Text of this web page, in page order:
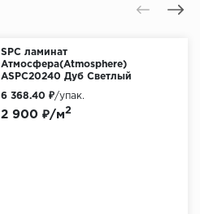
SPC ламинат
Атмосфера(Atmosphere)
ASPC20240 Дуб Светлый
2 900 ₽/м2
6 368.40 ₽/упак.